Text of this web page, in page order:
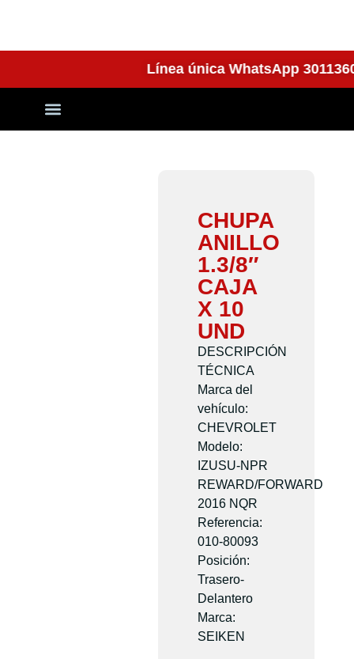
Línea única WhatsApp
CHUPA
ANILLO
1.3/8″
CAJA
X 10
UND
DESCRIPCIÓN
TÉCNICA
Marca del
vehículo:
CHEVROLET
Modelo:
IZUSU-NPR
REWARD/FORWARD
2016 NQR
Referencia:
010-80093
Posición:
Trasero-
Delantero
Marca:
SEIKEN